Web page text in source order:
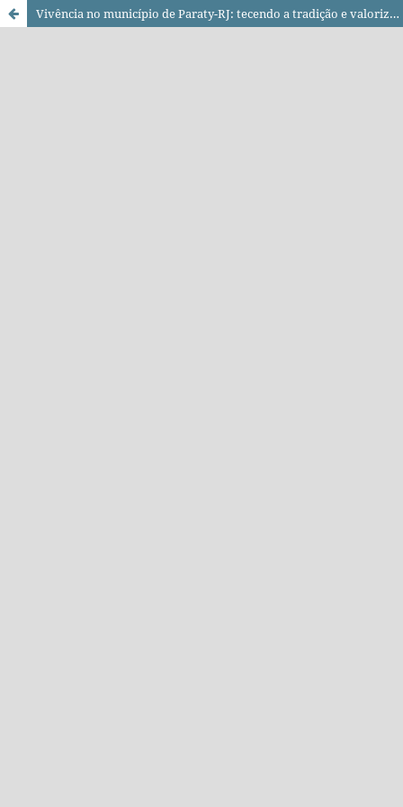
Vivência no município de Paraty-RJ: tecendo a tradição e valorizando os conhecimentos tradicionais e culturais no contexto rural e urbano